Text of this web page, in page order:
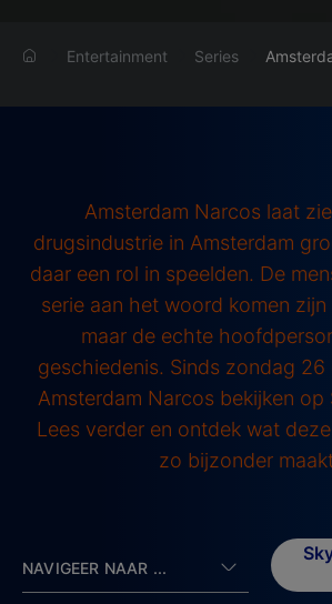
Entertainment Series
Amsterdam Narcos laat
drugsindustrie in Amsterdam
daar een rol in speelden. De
serie aan het woord komen
maar de echte
geschiedenis. Sinds zondag 26
Amsterdam Narcos bekijken op
Lees verder en ontdek wat
zo bijzonder
NAVIGEER NAAR ...